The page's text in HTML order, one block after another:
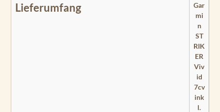
Lieferumfang
Gar
mi
n
ST
RIK
ER
Viv
id
7cv
ink
l.